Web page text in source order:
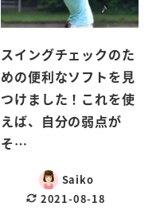
スイングチェックのた
めの便利なソフトを見
つけました！これを使
えば、自分の弱点が
そ…
Saiko
2021-08-18